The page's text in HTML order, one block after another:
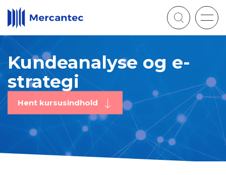
Kundeanalyse og e-
strategi
Hent kursusindhold